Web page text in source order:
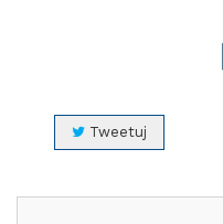
Tweetuj